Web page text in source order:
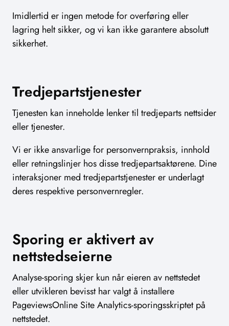
Imidlertid er ingen metode for overføring eller
lagring helt sikker, og vi kan ikke garantere absolutt
sikkerhet.
Tredjepartstjenester
Tjenesten kan inneholde lenker til tredjeparts nettsider
eller tjenester.
Vi er ikke ansvarlige for personvernpraksis, innhold
eller retningslinjer hos disse tredjepartsaktørene. Dine
interaksjoner med tredjepartstjenester er underlagt
deres respektive personvernregler.
Sporing er aktivert av
nettstedseierne
Analyse-sporing skjer kun når eieren av nettstedet
eller utvikleren bevisst har valgt å installere
PageviewsOnline Site Analytics-sporingsskriptet på
nettstedet.